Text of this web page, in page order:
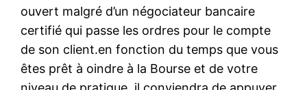
ouvert malgré d’un négociateur bancaire
certifié qui passe les ordres pour le compte
de son client.en fonction du temps que vous
êtes prêt à oindre à la Bourse et de votre